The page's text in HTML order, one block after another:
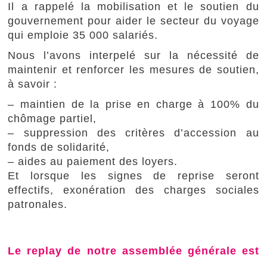
Il a rappelé la mobilisation et le soutien du
gouvernement pour aider le secteur du voyage
qui emploie 35 000 salariés.
Nous l’avons interpelé sur la nécessité de
maintenir et renforcer les mesures de soutien,
à savoir :
– maintien de la prise en charge à 100% du
chômage partiel,
– suppression des critères d’accession au
fonds de solidarité,
– aides au paiement des loyers.
Et lorsque les signes de reprise seront
effectifs, exonération des charges sociales
patronales.
Le replay de notre assemblée générale est